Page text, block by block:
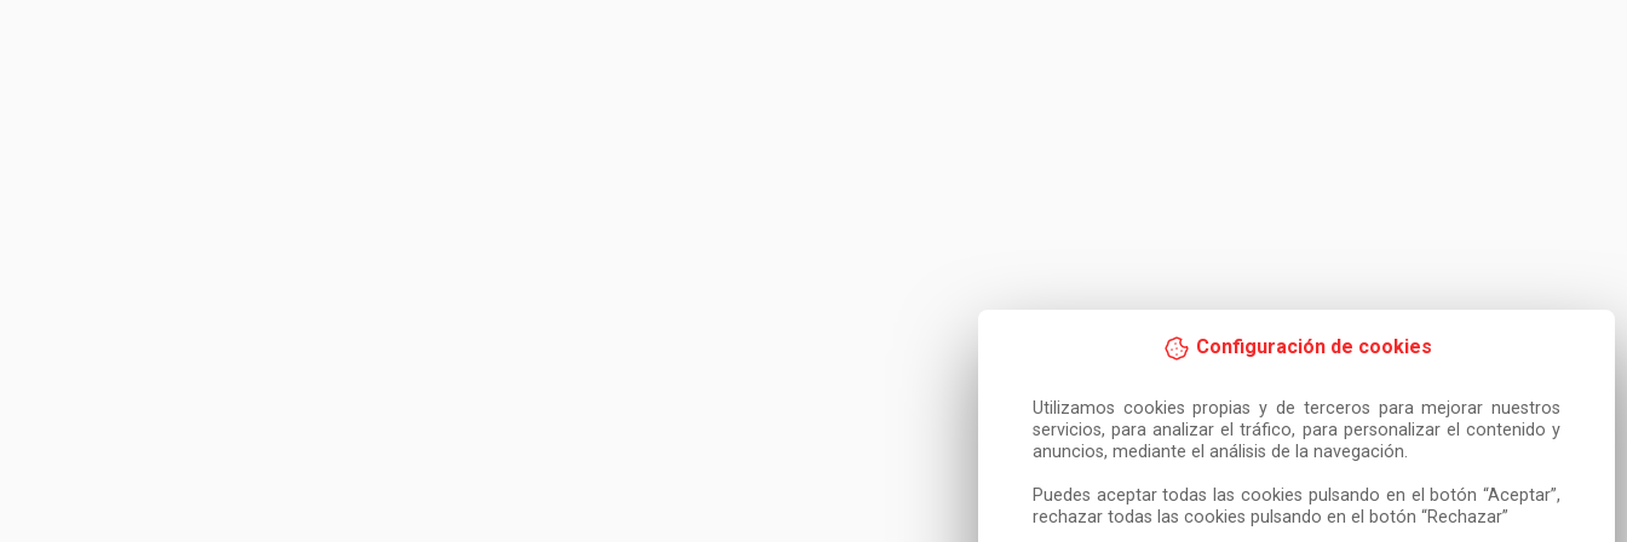
Configuración de cookies
Utilizamos cookies propias y de terceros para mejorar nuestros
servicios, para analizar el tráfico, para personalizar el contenido y
anuncios, mediante el análisis de la navegación.
Puedes aceptar todas las cookies pulsando en el botón “Aceptar”,
rechazar todas las cookies pulsando en el botón “Rechazar”